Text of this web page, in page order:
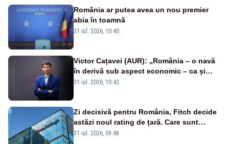
România ar putea avea un nou premier
abia în toamnă
31 iul. 2026, 10:40
Victor Cațavei (AUR): „România – o navă
în derivă sub aspect economic – ca și
rezultat al guvernărilor din ultimii 36 de
31 iul. 2026, 10:42
Zi decisivă pentru România, Fitch decide
astăzi noul rating de țară. Care sunt
efectele retrogradării la categoria „junk”
31 iul. 2026, 09:48